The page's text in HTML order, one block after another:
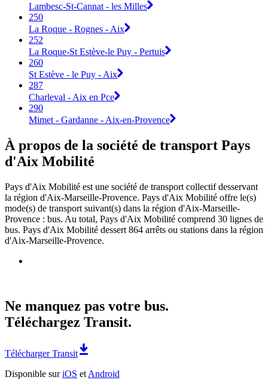
Lambesc-St-Cannat - les Milles
250
La Roque - Rognes - Aix
252
La Roque-St Estève-le Puy - Pertuis
260
St Estève - le Puy - Aix
287
Charleval - Aix en Pce
290
Mimet - Gardanne - Aix-en-Provence
À propos de la société de transport Pays
d'Aix Mobilité
Pays d'Aix Mobilité est une société de transport collectif desservant
la région d'Aix-Marseille-Provence. Pays d'Aix Mobilité offre le(s)
mode(s) de transport suivant(s) dans la région d'Aix-Marseille-
Provence : bus. Au total, Pays d'Aix Mobilité comprend 30 lignes de
bus. Pays d'Aix Mobilité dessert 864 arrêts ou stations dans la région
d'Aix-Marseille-Provence.
Ne manquez pas votre bus.
Téléchargez Transit.
Télécharger Transit
Disponible suriOS et Android